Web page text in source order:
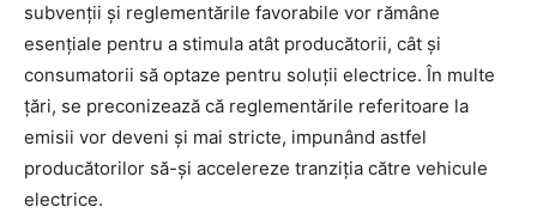
subvenții și reglementările favorabile vor rămâne
esențiale pentru a stimula atât producătorii, cât și
consumatorii să optaze pentru soluții electrice. În multe
țări, se preconizează că reglementările referitoare la
emisii vor deveni și mai stricte, impunând astfel
producătorilor să-și accelereze tranziția către vehicule
electrice.